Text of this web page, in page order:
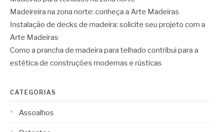
Madeireira na zona norte: conheça a Arte Madeiras
Instalação de decks de madeira: solicite seu projeto com a
Arte Madeiras
Como a prancha de madeira para telhado contribui para a
estética de construções modernas e rústicas
CATEGORIAS
Assoalhos